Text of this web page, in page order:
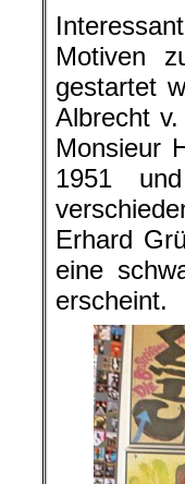
Motiven
gestartet
Albrecht
Monsieur
1951
Erhard
eine
erscheint.